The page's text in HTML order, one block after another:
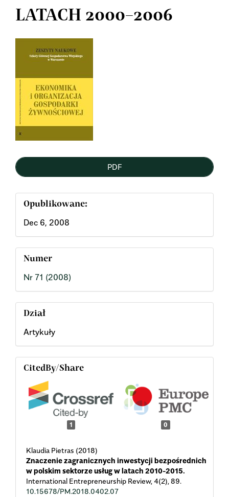
LATACH 2000–2006
Article
Sidebar
PDF
Opublikowane:
Dec 6, 2008
Numer
Nr 71 (2008)
Dział
Artykuły
CitedBy/Share
1 0
Klaudia Pietras (2018)
Znaczenie zagranicznych inwestycji bezpośrednich
w polskim sektorze usług w latach 2010-2015.
International Entrepreneurship Review,4(2),89.
10.15678/PM.2018.0402.07